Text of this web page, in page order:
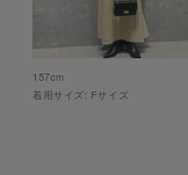
157cm
着用サイズ: Fサイズ